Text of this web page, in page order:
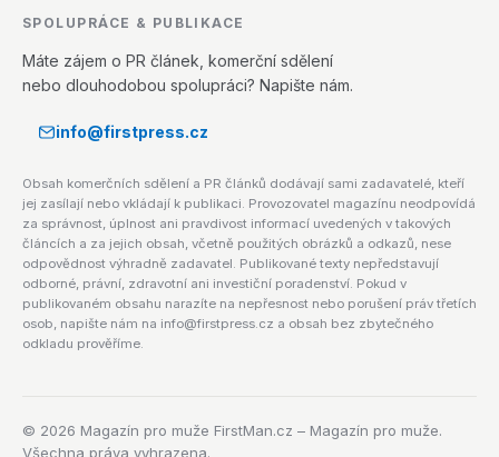
SPOLUPRÁCE & PUBLIKACE
Máte zájem o PR článek, komerční sdělení
nebo dlouhodobou spolupráci? Napište nám.
info@firstpress.cz
Obsah komerčních sdělení a PR článků dodávají sami zadavatelé, kteří
jej zasílají nebo vkládají k publikaci. Provozovatel magazínu neodpovídá
za správnost, úplnost ani pravdivost informací uvedených v takových
článcích a za jejich obsah, včetně použitých obrázků a odkazů, nese
odpovědnost výhradně zadavatel. Publikované texty nepředstavují
odborné, právní, zdravotní ani investiční poradenství. Pokud v
publikovaném obsahu narazíte na nepřesnost nebo porušení práv třetích
osob, napište nám na info@firstpress.cz a obsah bez zbytečného
odkladu prověříme.
© 2026 Magazín pro muže FirstMan.cz – Magazín pro muže.
Všechna práva vyhrazena.